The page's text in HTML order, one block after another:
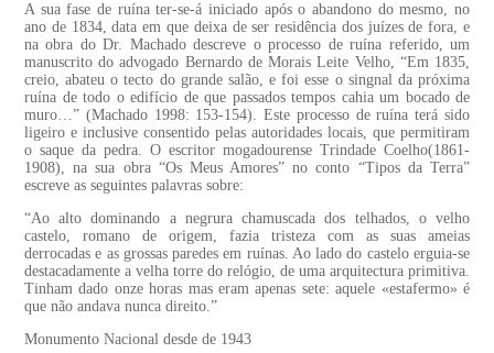
A sua fase de ruína ter-se-á iniciado após o abandono do mesmo, no
ano de 1834, data em que deixa de ser residência dos juízes de fora, e
na obra do Dr. Machado descreve o processo de ruína referido, um
manuscrito do advogado Bernardo de Morais Leite Velho, “Em 1835,
creio, abateu o tecto do grande salão, e foi esse o singnal da próxima
ruína de todo o edifício de que passados tempos cahia um bocado de
muro…” (Machado 1998: 153-154). Este processo de ruína terá sido
ligeiro e inclusive consentido pelas autoridades locais, que permitiram
o saque da pedra. O escritor mogadourense Trindade Coelho(1861-
1908), na sua obra “Os Meus Amores” no conto “Tipos da Terra”
escreve as seguintes palavras sobre:
“Ao alto dominando a negrura chamuscada dos telhados, o velho
castelo, romano de origem, fazia tristeza com as suas ameias
derrocadas e as grossas paredes em ruínas. Ao lado do castelo erguia-se
destacadamente a velha torre do relógio, de uma arquitectura primitiva.
Tinham dado onze horas mas eram apenas sete: aquele «estafermo» é
que não andava nunca direito.”
Monumento Nacional desde de 1943